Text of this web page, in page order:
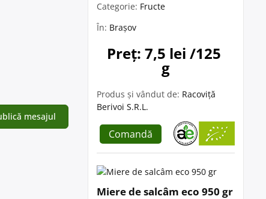
Categorie: Fructe
În: Brașov
Preț: 7,5 lei /125
g
Produs și vândut de: Racoviță
Berivoi S.R.L.
Comandă
Miere de salcâm eco 950 gr